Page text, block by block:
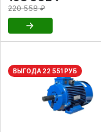
220 558 ₽
ВЫГОДА 22 551 РУБ